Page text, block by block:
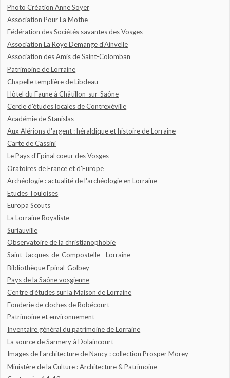
Photo Création Anne Soyer
Association Pour La Mothe
Fédération des Sociétés savantes des Vosges
Association La Roye Demange d'Ainvelle
Association des Amis de Saint-Colomban
Patrimoine de Lorraine
Chapelle templière de Libdeau
Hôtel du Faune à Châtillon-sur-Saône
Cercle d'études locales de Contrexéville
Académie de Stanislas
Aux Alérions d'argent : héraldique et histoire de Lorraine
Carte de Cassini
Le Pays d'Epinal coeur des Vosges
Oratoires de France et d'Europe
Archéologie : actualité de l'archéologie en Lorraine
Etudes Touloises
Europa Scouts
La Lorraine Royaliste
Suriauville
Observatoire de la christianophobie
Saint-Jacques-de-Compostelle - Lorraine
Bibliothèque Epinal-Golbey
Pays de la Saône vosgienne
Centre d'études sur la Maison de Lorraine
Fonderie de cloches de Robécourt
Patrimoine et environnement
Inventaire général du patrimoine de Lorraine
La source de Sarmery à Dolaincourt
Images de l'architecture de Nancy : collection Prosper Morey
Ministère de la Culture : Architecture & Patrimoine